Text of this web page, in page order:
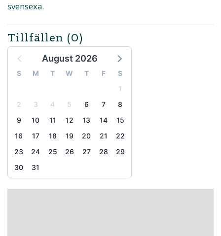
svensexa.
Tillfällen (0)
August 2026
S M T W T F
S
1
2
3 4 5 6 7
8
9
10 11 12 13 14
15
16
17 18 19 20 21
22
23
24 25 26 27 28
29
30
31